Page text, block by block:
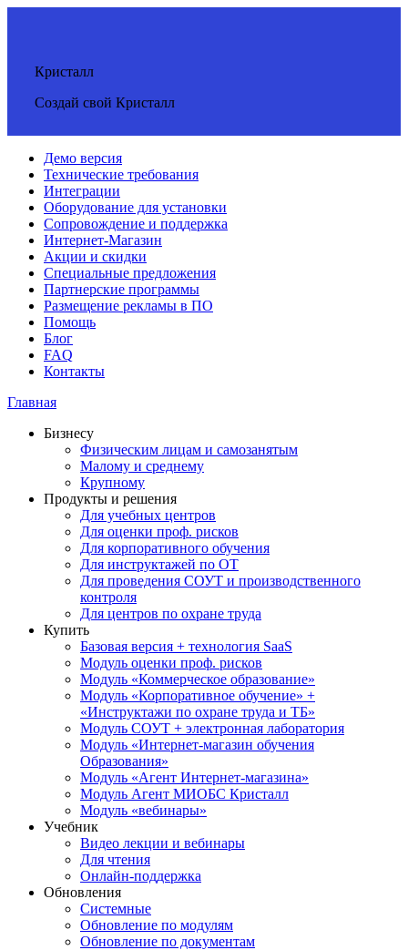
Кристалл
Создай свой Кристалл
Демо версия
Технические требования
Интеграции
Оборудование для установки
Сопровождение и поддержка
Интернет-Магазин
Акции и скидки
Специальные предложения
Партнерские программы
Размещение рекламы в ПО
Помощь
Блог
FAQ
Контакты
Главная
Бизнесу
Физическим лицам и самозанятым
Малому и среднему
Крупному
Продукты и решения
Для учебных центров
Для оценки проф. рисков
Для корпоративного обучения
Для инструктажей по ОТ
Для проведения СОУТ и производственного
контроля
Для центров по охране труда
Купить
Базовая версия + технология SaaS
Модуль оценки проф. рисков
Модуль «Коммерческое образование»
Модуль «Корпоративное обучение» +
«Инструктажи по охране труда и ТБ»
Модуль СОУТ + электронная лаборатория
Модуль «Интернет-магазин обучения
Образования»
Модуль «Агент Интернет-магазина»
Модуль Агент МИОБС Кристалл
Модуль «вебинары»
Учебник
Видео лекции и вебинары
Для чтения
Онлайн-поддержка
Обновления
Системные
Обновление по модулям
Обновление по документам